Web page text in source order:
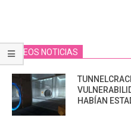
VIDEOS NOTICIAS
HABÍAN